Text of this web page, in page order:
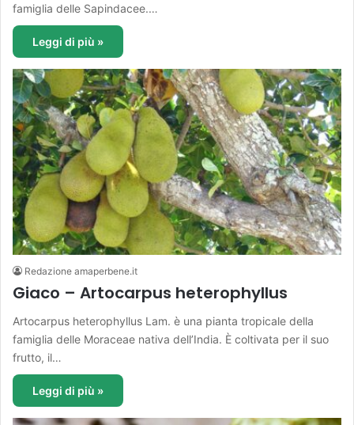
famiglia delle Sapindacee.…
Leggi di più »
Redazione amaperbene.it
Giaco – Artocarpus heterophyllus
Artocarpus heterophyllus Lam. è una pianta tropicale della
famiglia delle Moraceae nativa dell’India. È coltivata per il suo
frutto, il…
Leggi di più »